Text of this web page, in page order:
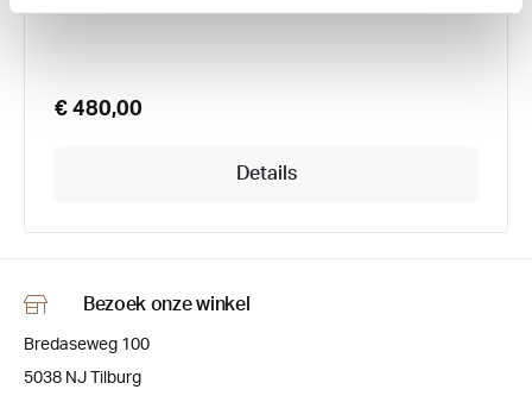
€ 480,00
Details
Bezoek onze winkel
Bredaseweg 100
5038 NJ Tilburg